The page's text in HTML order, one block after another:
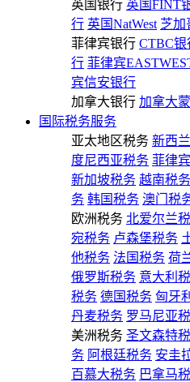
英国银行 英国FINT
行 英国NatWest 芝加
菲律宾银行 CTBC
行 菲律宾
宾信安银行
加拿大银行 加拿大
国际税务服务
亚太地区税务 新西
度尼西亚税务 菲律
新加坡税务 越南税务
务 韩国税务 澳门税
欧洲税务 北爱尔兰
宛税务 卢森堡税务
他税务 法国税务 荷
俄罗斯税务 意大利
税务 德国税务 匈牙
丹麦税务 罗马尼亚
美洲税务 圣文森特
务 阿根廷税务 安圭
百慕大税务 巴拿马